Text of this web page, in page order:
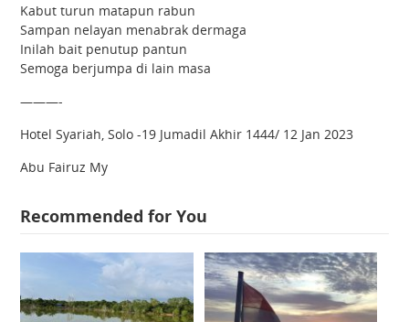
Kabut turun matapun rabun
Sampan nelayan menabrak dermaga
Inilah bait penutup pantun
Semoga berjumpa di lain masa
———-
Hotel Syariah, Solo -19 Jumadil Akhir 1444/ 12 Jan 2023
Abu Fairuz My
Recommended for You